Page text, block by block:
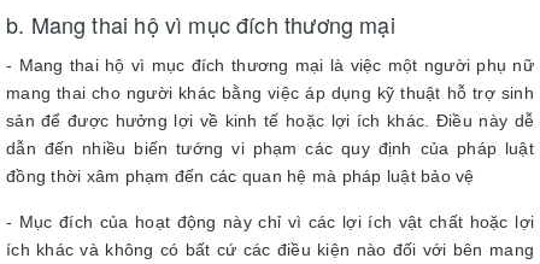
b. Mang thai hộ vì mục đích thương mại
- Mang thai hộ vì mục đích thương mại là việc một người phụ nữ
mang thai cho người khác bằng việc áp dụng kỹ thuật hỗ trợ sinh
sản để được hưởng lợi về kinh tế hoặc lợi ích khác. Điều này dễ
dẫn đến nhiều biến tướng vi phạm các quy định của pháp luật
đồng thời xâm phạm đến các quan hệ mà pháp luật bảo vệ
- Mục đích của hoạt động này chỉ vì các lợi ích vật chất hoặc lợi
ích khác và không có bất cứ các điều kiện nào đối với bên mang